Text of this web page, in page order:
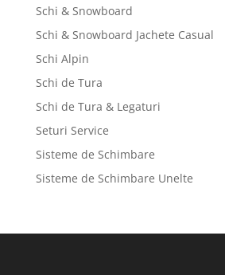
Schi & Snowboard
Schi & Snowboard Jachete Casual
Schi Alpin
Schi de Tura
Schi de Tura & Legaturi
Seturi Service
Sisteme de Schimbare
Sisteme de Schimbare Unelte